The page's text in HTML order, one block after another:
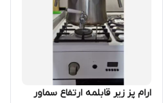
ارام پز زیر قابلمه ارتفاع سماور